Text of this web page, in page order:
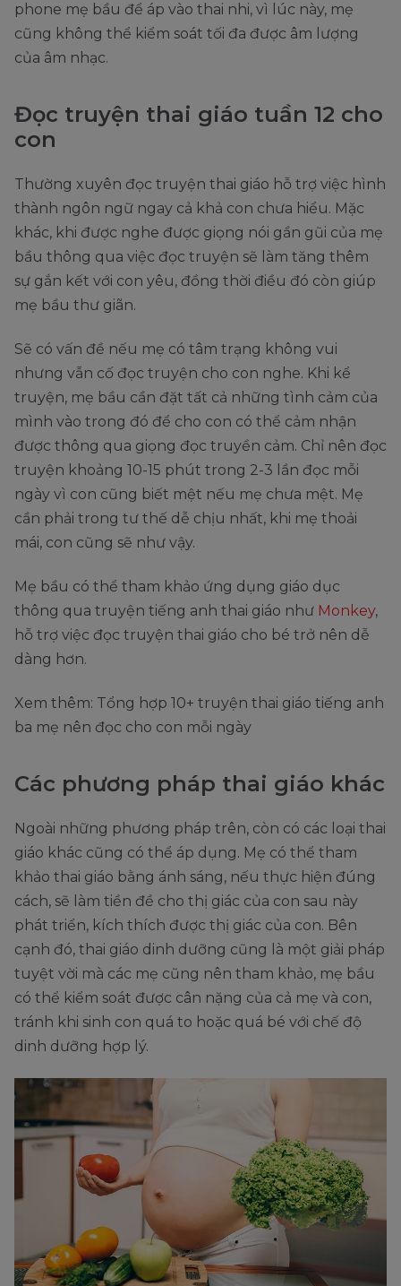
phone mẹ bầu để áp vào thai nhi, vì lúc này, mẹ
cũng không thể kiểm soát tối đa được âm lượng
của âm nhạc.
Đọc truyện thai giáo tuần 12 cho
con
Thường xuyên đọc truyện thai giáo hỗ trợ việc hình
thành ngôn ngữ ngay cả khả con chưa hiểu. Mặc
khác, khi được nghe được giọng nói gần gũi của mẹ
bầu thông qua việc đọc truyện sẽ làm tăng thêm
sự gắn kết với con yêu, đồng thời điều đó còn giúp
mẹ bầu thư giãn.
Sẽ có vấn đề nếu mẹ có tâm trạng không vui
nhưng vẫn cố đọc truyện cho con nghe. Khi kể
truyện, mẹ bầu cần đặt tất cả những tình cảm của
mình vào trong đó để cho con có thể cảm nhận
được thông qua giọng đọc truyền cảm. Chỉ nên đọc
truyện khoảng 10-15 phút trong 2-3 lần đọc mỗi
ngày vì con cũng biết mệt nếu mẹ chưa mệt. Mẹ
cần phải trong tư thế dễ chịu nhất, khi mẹ thoải
mái, con cũng sẽ như vậy.
Mẹ bầu có thể tham khảo ứng dụng giáo dục
thông qua truyện tiếng anh thai giáo như Monkey,
hỗ trợ việc đọc truyện thai giáo cho bé trở nên dễ
dàng hơn.
Xem thêm: Tổng hợp 10+ truyện thai giáo tiếng anh
ba mẹ nên đọc cho con mỗi ngày
Các phương pháp thai giáo khác
Ngoài những phương pháp trên, còn có các loại thai
giáo khác cũng có thể áp dụng. Mẹ có thể tham
khảo thai giáo bằng ánh sáng, nếu thực hiện đúng
cách, sẽ làm tiền đề cho thị giác của con sau này
phát triển, kích thích được thị giác của con. Bên
cạnh đó, thai giáo dinh dưỡng cũng là một giải pháp
tuyệt vời mà các mẹ cũng nên tham khảo, mẹ bầu
có thể kiểm soát được cân nặng của cả mẹ và con,
tránh khi sinh con quá to hoặc quá bé với chế độ
dinh dưỡng hợp lý.